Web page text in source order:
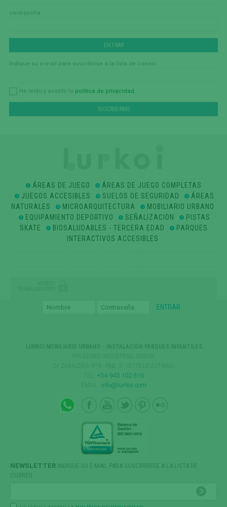
contraseña
Indique su e-mail para suscribirse a la lista de correo
He leído y acepto la política de privacidad
ÁREAS DE JUEGO
ÁREAS DE JUEGO COMPLETAS
JUEGOS ACCESIBLES
SUELOS DE SEGURIDAD
ÁREAS
NATURALES
MICROARQUITECTURA
MOBILIARIO URBANO
EQUIPAMIENTO DEPORTIVO
SEÑALIZACION
PISTAS
SKATE
BIOSALUDABLES - TERCERA EDAD
PARQUES
INTERACTIVOS ACCESIBLES
ACCESO
TRABAJADORES
+34 945 102 616
info@lurkoi.com
NEWSLETTER INDIQUE SU E-MAIL PARA SUSCRIBIRSE A LA LISTA DE
CORREO